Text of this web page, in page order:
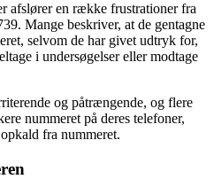
afslører en række frustrationer fra
Mange beskriver, at de gentagne
selvom de har givet udtryk for,
i undersøgelser eller modtage
og påtrængende, og flere
nummeret på deres telefoner,
fra nummeret.